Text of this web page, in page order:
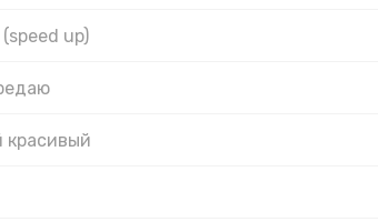
up)
красивый